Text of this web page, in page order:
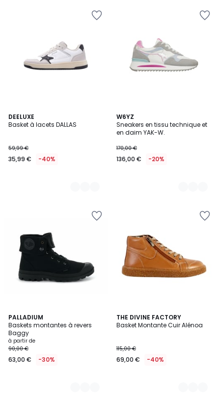
DEELUXE
Basket à lacets DALLAS
59,99 €
35,99 € -40%
2
Couleurs
W6YZ
Sneakers en tissu technique et
en daim YAK-W.
170,00 €
136,00 € -20%
2
Couleurs
PALLADIUM
Baskets montantes à revers
Baggy
à partir de
90,00 €
63,00 € -30%
4
Couleurs
THE DIVINE FACTORY
Basket Montante Cuir Alénoa
115,00 €
69,00 € -40%
2
Couleurs